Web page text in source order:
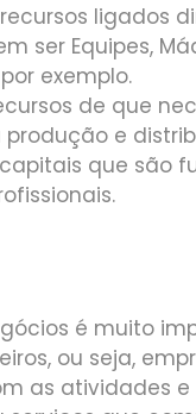
ligados
ser Equipes,
exemplo.
de que
e
que são
é muito
ou seja,
as atividades